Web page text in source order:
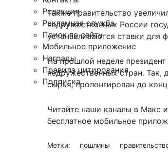
Редакция
Рекламная служба
Поиск по сайту
Мобильное приложение
Награды
Правила цитирования
Подписка
Также правительство
недружественных России
устанавливаются ставки для
На прошлой неделе
недружественных стран.
сырья, пролонгирован до
Читайте наши каналы в Макс
бесплатное мобильное
Метки: пошлины